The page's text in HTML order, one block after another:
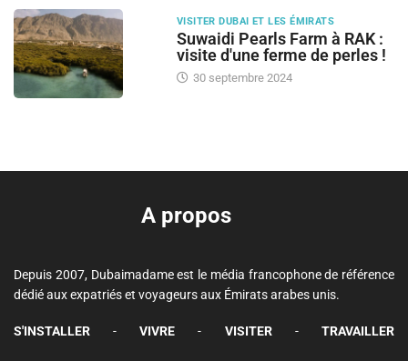
VISITER DUBAI ET LES ÉMIRATS
Suwaidi Pearls Farm à RAK :
visite d'une ferme de perles !
30 septembre 2024
A propos
Depuis 2007, Dubaimadame est le média francophone de référence
dédié aux expatriés et voyageurs aux Émirats arabes unis.
S'INSTALLER - VIVRE - VISITER - TRAVAILLER